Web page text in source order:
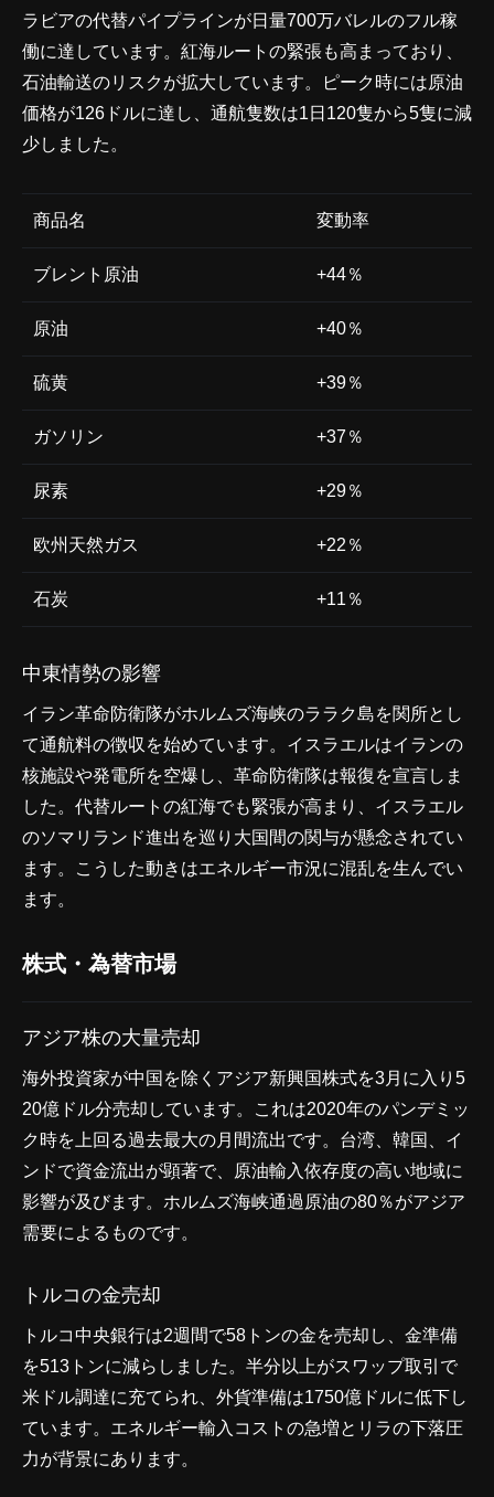
ラビアの代替パイプラインが日量700万バレルのフル稼
働に達しています。紅海ルートの緊張も高まっており、
石油輸送のリスクが拡大しています。ピーク時には原油
価格が126ドルに達し、通航隻数は1日120隻から5隻に減
少しました。
商品名 変動率
ブレント原油 +44％
原油 +40％
硫黄 +39％
ガソリン +37％
尿素 +29％
欧州天然ガス +22％
石炭 +11％
中東情勢の影響
イラン革命防衛隊がホルムズ海峡のララク島を関所とし
て通航料の徴収を始めています。イスラエルはイランの
核施設や発電所を空爆し、革命防衛隊は報復を宣言しま
した。代替ルートの紅海でも緊張が高まり、イスラエル
のソマリランド進出を巡り大国間の関与が懸念されてい
ます。こうした動きはエネルギー市況に混乱を生んでい
ます。
株式・為替市場
アジア株の大量売却
海外投資家が中国を除くアジア新興国株式を3月に入り5
20億ドル分売却しています。これは2020年のパンデミッ
ク時を上回る過去最大の月間流出です。台湾、韓国、イ
ンドで資金流出が顕著で、原油輸入依存度の高い地域に
影響が及びます。ホルムズ海峡通過原油の80％がアジア
需要によるものです。
トルコの金売却
トルコ中央銀行は2週間で58トンの金を売却し、金準備
を513トンに減らしました。半分以上がスワップ取引で
米ドル調達に充てられ、外貨準備は1750億ドルに低下し
ています。エネルギー輸入コストの急増とリラの下落圧
力が背景にあります。